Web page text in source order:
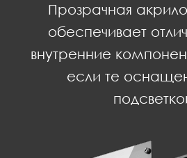
Прозрачная
обеспечивает
внутренние
если те